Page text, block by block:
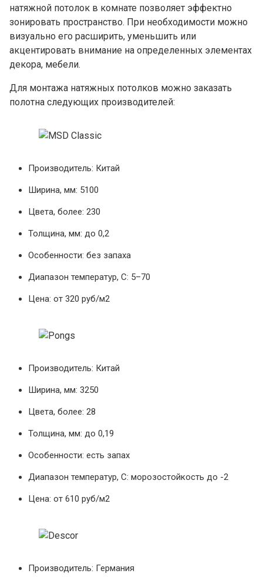
натяжной потолок в комнате позволяет эффектно
зонировать пространство. При необходимости можно
визуально его расширить, уменьшить или
акцентировать внимание на определенных элементах
декора, мебели.
Для монтажа натяжных потолков можно заказать
полотна следующих производителей:
Производитель: Китай
Ширина, мм: 5100
Цвета, более: 230
Толщина, мм: до 0,2
Особенности: без запаха
Диапазон температур, С: 5–70
Цена: от 320 руб/м2
Производитель: Китай
Ширина, мм: 3250
Цвета, более: 28
Толщина, мм: до 0,19
Особенности: есть запах
Диапазон температур, С: морозостойкость до -2
Цена: от 610 руб/м2
Производитель: Германия